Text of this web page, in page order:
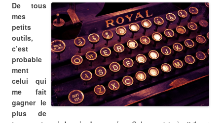
De tous
mes
petits
outils,
c’est
probable
ment
celui qui
me fait
gagner le
plus de